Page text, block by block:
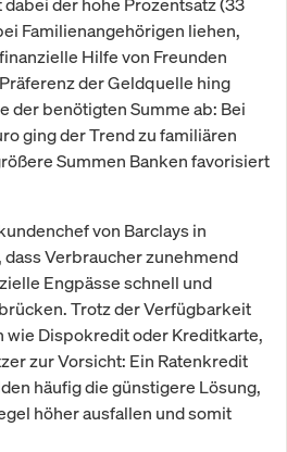
Familienangehörigen liehen,
Hilfe von Freunden
der Geldquelle hing
der benötigten Summe ab: Bei
ging der Trend zu familiären
Summen Banken favorisiert
von Barclays in
Verbraucher zunehmend
Engpässe schnell und
Trotz der Verfügbarkeit
wie Dispokredit oder Kreditkarte,
zur Vorsicht: Ein Ratenkredit
häufig die günstigere Lösung,
höher ausfallen und somit